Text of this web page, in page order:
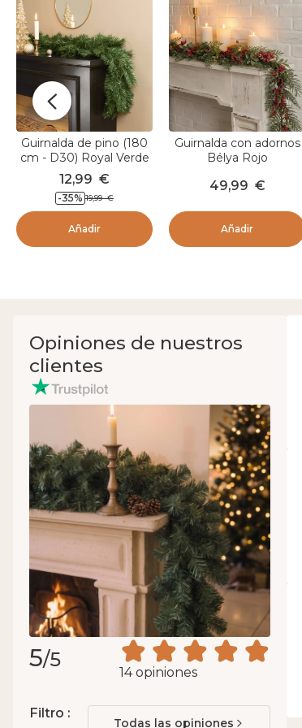
a
l
i
z
a
d
p
o
r
Guirnalda de pino (180
cm - D30) Royal Verde
12,99 €
-35% 19,99 €
Añadir
Guirnalda con adornos
Bélya Rojo
49,99 €
Añadir
Opiniones de nuestros
clientes
5/5
14 opiniones
Filtro :
Todas las opiniones